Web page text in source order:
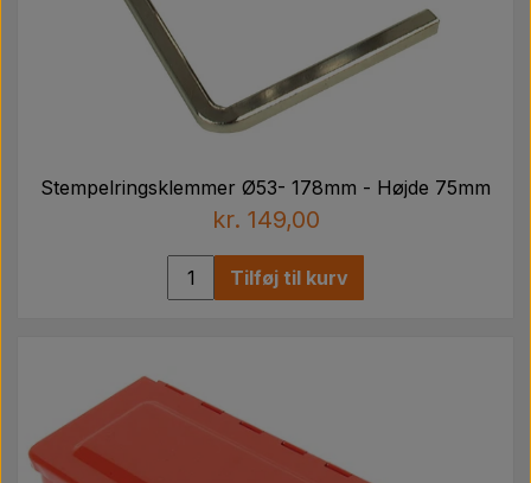
Stempelringsklemmer Ø53- 178mm - Højde 75mm
kr. 149,00
Tilføj til kurv